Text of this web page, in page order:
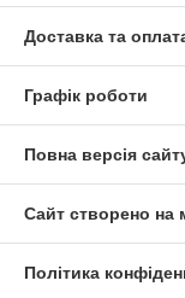
Доставка та
Графік роботи
Повна версія
Сайт створено на
Політика